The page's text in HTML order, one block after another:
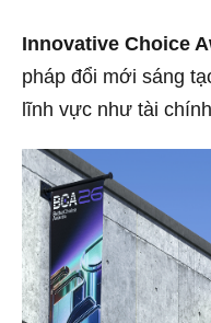
Innovative Choice
pháp đổi mới sáng
lĩnh vực như tài